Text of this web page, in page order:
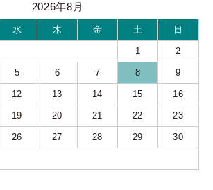
2026年8月
水 木 金 土 日
1 2
5 6 7 8 9
12 13 14 15 16
19 20 21 22 23
26 27 28 29 30